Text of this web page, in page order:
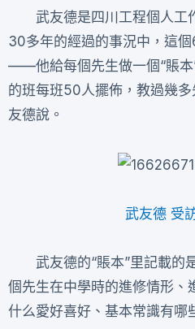
武友德是四川工程個人工
30多年的經過的事況中，這
——他給每個先生做一個“賬本
的班每班50人擺佈，教過幾多
友德說。
武友德 受
武友德的“賬本”里記載的
個先生在中學時的進修情形、
什么愛好喜好、基本常識有